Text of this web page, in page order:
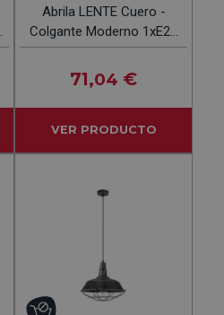
Abrila LENTE Cuero -
Colgante Moderno 1xE27
20 Cm
71,04 €
VER PRODUCTO